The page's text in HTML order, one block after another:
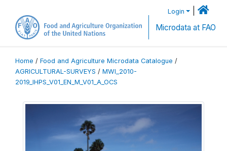
Login
Microdata at FAO
Home / Food and Agriculture Microdata Catalogue /
AGRICULTURAL-SURVEYS / MWI_2010-
2019_IHPS_V01_EN_M_V01_A_OCS